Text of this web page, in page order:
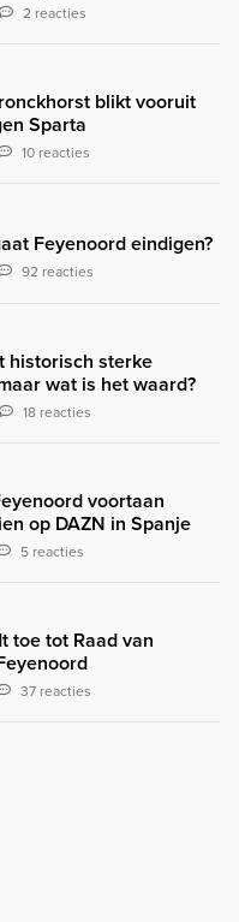
2 reacties
blikt vooruit
Sparta
10 reacties
Feyenoord eindigen?
92 reacties
historisch sterke
wat is het waard?
18 reacties
voortaan
op DAZN in Spanje
5 reacties
toe tot Raad van
37 reacties